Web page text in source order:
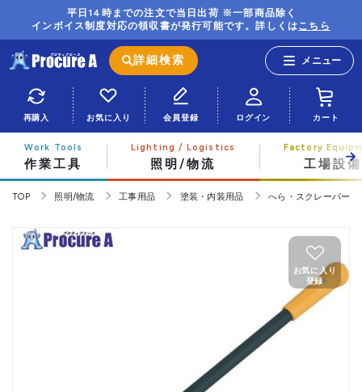
平日14時までの注文で当日出荷 ※一部商品除く
インボイス制度対応の領収書が発行可能です。詳しくはこちら
詳細検索
再購入 お気に入り 会員登録 ログイン カート
作業工具 照明/物流 工場設備
TOP 照明/物流 工事用品 塗装・内装用品 へら・スクレーパー
お気に入り
登録